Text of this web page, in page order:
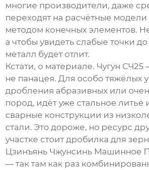
многие производители, даже
переходят на расчётные
методом конечных элементов.
а чтобы увидеть слабые точки до
металл будет отлит.
Кстати, о материале. Чугун СЧ25
не панацея. Для особо тяжёлых
дробления абразивных или
пород, идёт уже стальное литьё
сварные конструкции из
стали. Это дороже, но ресурс
участке стоит дробилка для
Цзинъянь Чжунсинь Машинное
— так там как раз